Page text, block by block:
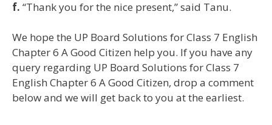
f. “Thank you for the nice present,” said Tanu.
We hope the UP Board Solutions for Class 7 English
Chapter 6 A Good Citizen help you. If you have any
query regarding UP Board Solutions for Class 7
English Chapter 6 A Good Citizen, drop a comment
below and we will get back to you at the earliest.